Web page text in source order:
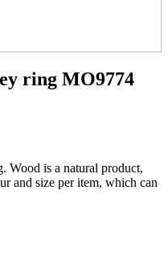
ring MO9774
Wood is a natural product,
and size per item, which can